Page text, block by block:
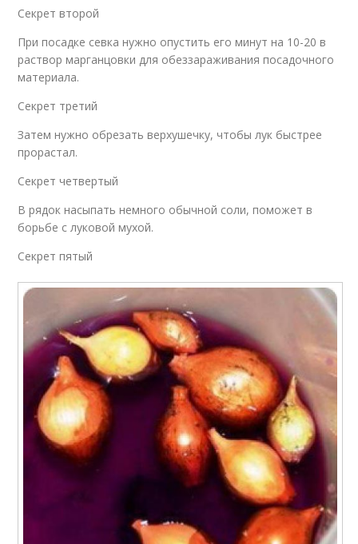
Секрет второй
При посадке севка нужно опустить его минут на 10-20 в
раствор марганцовки для обеззараживания посадочного
материала.
Секрет третий
Затем нужно обрезать верхушечку, чтобы лук быстрее
прорастал.
Секрет четвертый
В рядок насыпать немного обычной соли, поможет в
борьбе с луковой мухой.
Секрет пятый